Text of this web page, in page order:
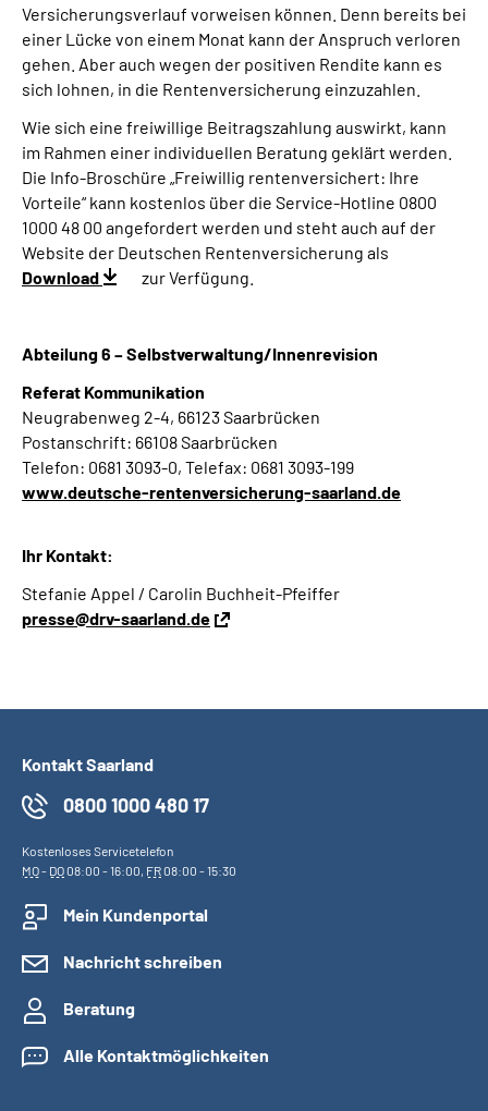
Versicherungsverlauf vorweisen können. Denn bereits bei
einer Lücke von einem Monat kann der Anspruch verloren
gehen. Aber auch wegen der positiven Rendite kann es
sich lohnen, in die Rentenversicherung einzuzahlen.
Wie sich eine freiwillige Beitragszahlung auswirkt, kann
im Rahmen einer individuellen Beratung geklärt werden.
Die Info-Broschüre „Freiwillig rentenversichert: Ihre
Vorteile“ kann kostenlos über die Service-Hotline 0800
1000 48 00 angefordert werden und steht auch auf der
Website der Deutschen Rentenversicherung als
Download
zur Verfügung.
Abteilung 6 – Selbstverwaltung/Innenrevision
Referat Kommunikation
Neugrabenweg 2-4, 66123 Saarbrücken
Postanschrift: 66108 Saarbrücken
Telefon: 0681 3093-0, Telefax: 0681 3093-199
www.deutsche-rentenversicherung-saarland.de
Ihr Kontakt:
Stefanie Appel / Carolin Buchheit-Pfeiffer
presse@drv-saarland.de
Kontakt Saarland
0800 1000 480 17
Kostenloses Servicetelefon
MO- DO08:00 - 16:00, FR08:00 - 15:30
Mein Kundenportal
Nachricht schreiben
Beratung
Alle Kontaktmöglichkeiten